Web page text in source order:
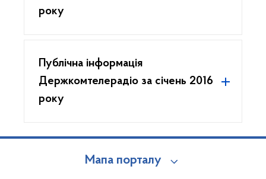
року
Публічна інформація
Держкомтелерадіо за січень 2016
року
Мапа порталу